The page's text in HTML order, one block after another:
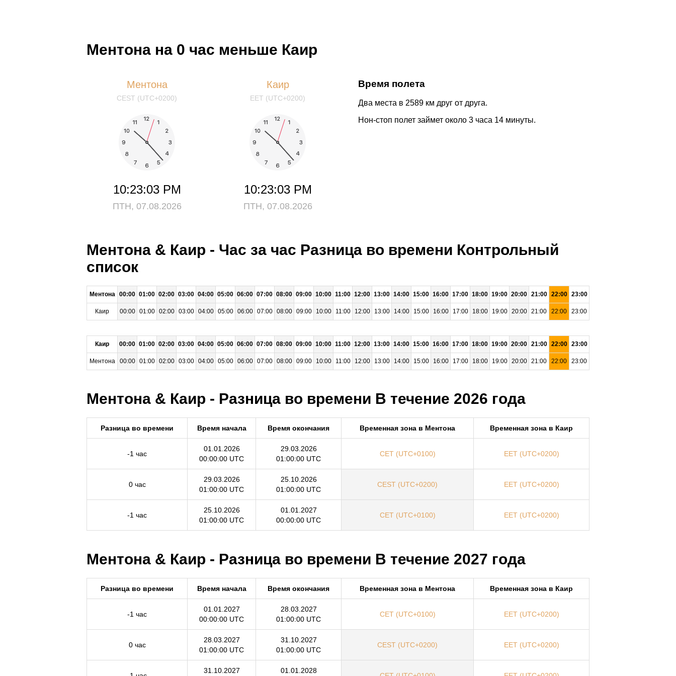
Ментона на 0 час меньше Каир
Ментона
CEST (UTC+0200)
10:23:03 PM
ПТН, 07.08.2026
Каир
EET (UTC+0200)
10:23:03 PM
ПТН, 07.08.2026
Время полета
Два места в 2589 км друг от друга.
Нон-стоп полет займет около 3 часа 14 минуты.
Ментона & Каир - Час за час Разница во времени Контрольный
список
Ментона 00:00 01:00 02:00 03:00 04:00 05:00 06:00 07:00 08:00 09:00 10:00 11:00 12:00 13:00 14:00 15:00 16:00 17:00 18:00 19:00 20:00 21:00 22:00 23:00
Каир 00:00 01:00 02:00 03:00 04:00 05:00 06:00 07:00 08:00 09:00 10:00 11:00 12:00 13:00 14:00 15:00 16:00 17:00 18:00 19:00 20:00 21:00 22:00 23:00
Каир 00:00 01:00 02:00 03:00 04:00 05:00 06:00 07:00 08:00 09:00 10:00 11:00 12:00 13:00 14:00 15:00 16:00 17:00 18:00 19:00 20:00 21:00 22:00 23:00
Ментона 00:00 01:00 02:00 03:00 04:00 05:00 06:00 07:00 08:00 09:00 10:00 11:00 12:00 13:00 14:00 15:00 16:00 17:00 18:00 19:00 20:00 21:00 22:00 23:00
Ментона & Каир - Разница во времени В течение 2026 года
Разница во времени Время начала Время окончания Временная зона в Ментона Временная зона в Каир
-1 час
01.01.2026
00:00:00 UTC
29.03.2026
01:00:00 UTC
CET (UTC+0100) EET (UTC+0200)
0 час
29.03.2026
01:00:00 UTC
25.10.2026
01:00:00 UTC
CEST (UTC+0200) EET (UTC+0200)
-1 час
25.10.2026
01:00:00 UTC
01.01.2027
00:00:00 UTC
CET (UTC+0100) EET (UTC+0200)
Ментона & Каир - Разница во времени В течение 2027 года
Разница во времени Время начала Время окончания Временная зона в Ментона Временная зона в Каир
-1 час
01.01.2027
00:00:00 UTC
28.03.2027
01:00:00 UTC
CET (UTC+0100) EET (UTC+0200)
0 час
28.03.2027
01:00:00 UTC
31.10.2027
01:00:00 UTC
CEST (UTC+0200) EET (UTC+0200)
31.10.2027 01.01.2028